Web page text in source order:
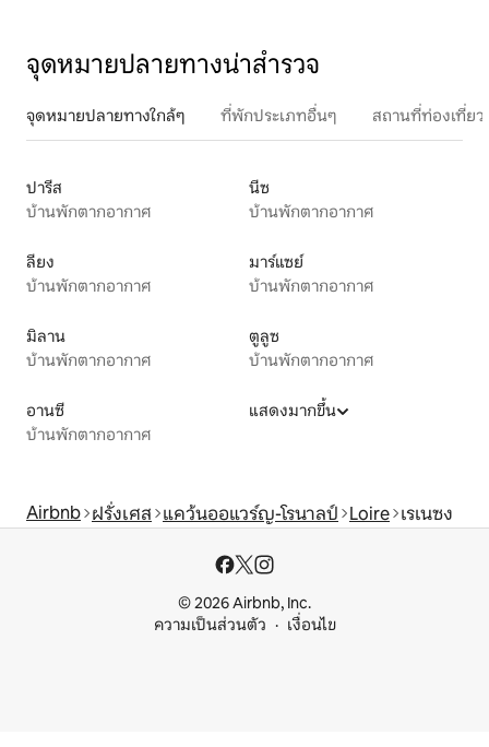
จุดหมายปลายทางน่าสำรวจ
จุดหมายปลายทางใกล้ๆ ที่พักประเภทอื่นๆ สถานที่ท่องเที่ย
ปารีส
บ้านพักตากอากาศ
นีซ
บ้านพักตากอากาศ
ลียง
บ้านพักตากอากาศ
มาร์แซย์
บ้านพักตากอากาศ
มิลาน
บ้านพักตากอากาศ
ตูลูซ
บ้านพักตากอากาศ
อานซี
บ้านพักตากอากาศ
แสดงมากขึ้น
Airbnb ฝรั่งเศส แคว้นออแวร์ญ-โรนาลป์ Loire เรเนซง
© 2026 Airbnb, Inc.
ความเป็นส่วนตัว
เงื่อนไข